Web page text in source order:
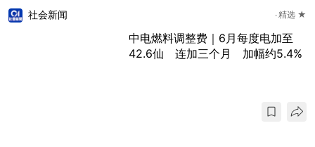
社会新闻 精选 ★
中电燃料调整费｜6月每度电加至
42.6仙 连加三个月 加幅约5.4%